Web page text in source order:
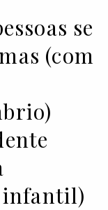
se
(com
infantil)